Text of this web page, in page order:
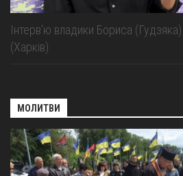
Інтерв’ю владики Бориса (Гудзяка)
(Харків)
МОЛИТВИ